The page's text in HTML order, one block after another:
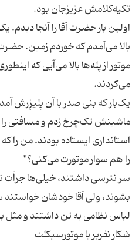
اولین بار حضرت آقا را آنجا دیدم.
بالا می‌آمدم که خوردم زمین. حضرت
موتور از پله‌ها بالا می‌آیی که
یک‌بار که بنی صدر با آن بِلِیزِرش
ماشینش تک‌چرخ زدم و مسافتی را
استانداری ایستاده بودند. من را
سر نترسی داشتند، خیلی‌ها جرأت
بشوند، ولی آقا خودشان